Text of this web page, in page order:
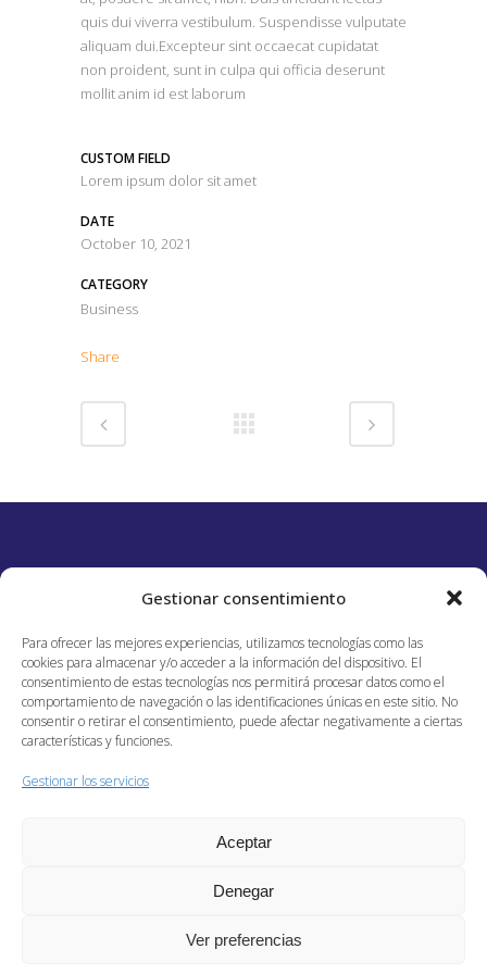
Gestionar consentimiento
Para ofrecer las mejores experiencias, utilizamos tecnologías como las
cookies para almacenar y/o acceder a la información del dispositivo. El
consentimiento de estas tecnologías nos permitirá procesar datos como el
comportamiento de navegación o las identificaciones únicas en este sitio. No
consentir o retirar el consentimiento, puede afectar negativamente a ciertas
características y funciones.
Gestionar los servicios
Aceptar
Denegar
Ver preferencias
quis dui viverra vestibulum. Suspendisse vulputate
aliquam dui.Excepteur sint occaecat cupidatat
non proident, sunt in culpa qui officia deserunt
mollit anim id est laborum
CUSTOM FIELD
Lorem ipsum dolor sit amet
DATE
October 10, 2021
CATEGORY
Business
Share
DISTRIBUCIONES LA PERLA
POLÍTICA DE COOKIES